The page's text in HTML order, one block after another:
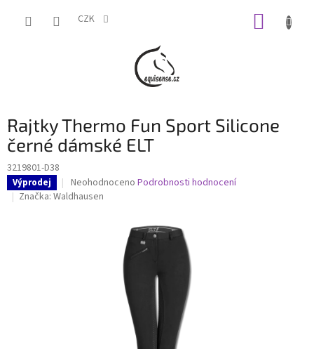
CZK
Rajtky Thermo Fun Sport Silicone
černé dámské ELT
3219801-D38
Výprodej
Průměrné
hodnocení
Neohodnoceno Podrobnosti hodnocení
Značka: Waldhausen